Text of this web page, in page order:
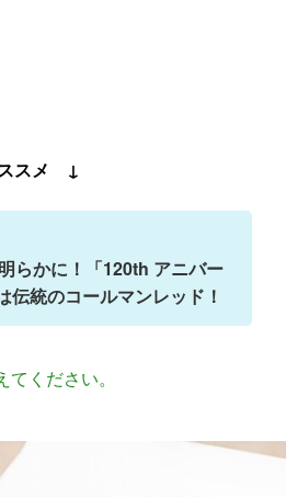
スメ ↓
らかに！「120th アニバー
統のコールマンレッド！
ください。